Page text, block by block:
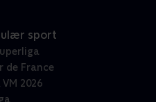
sport
de France
VM 2026